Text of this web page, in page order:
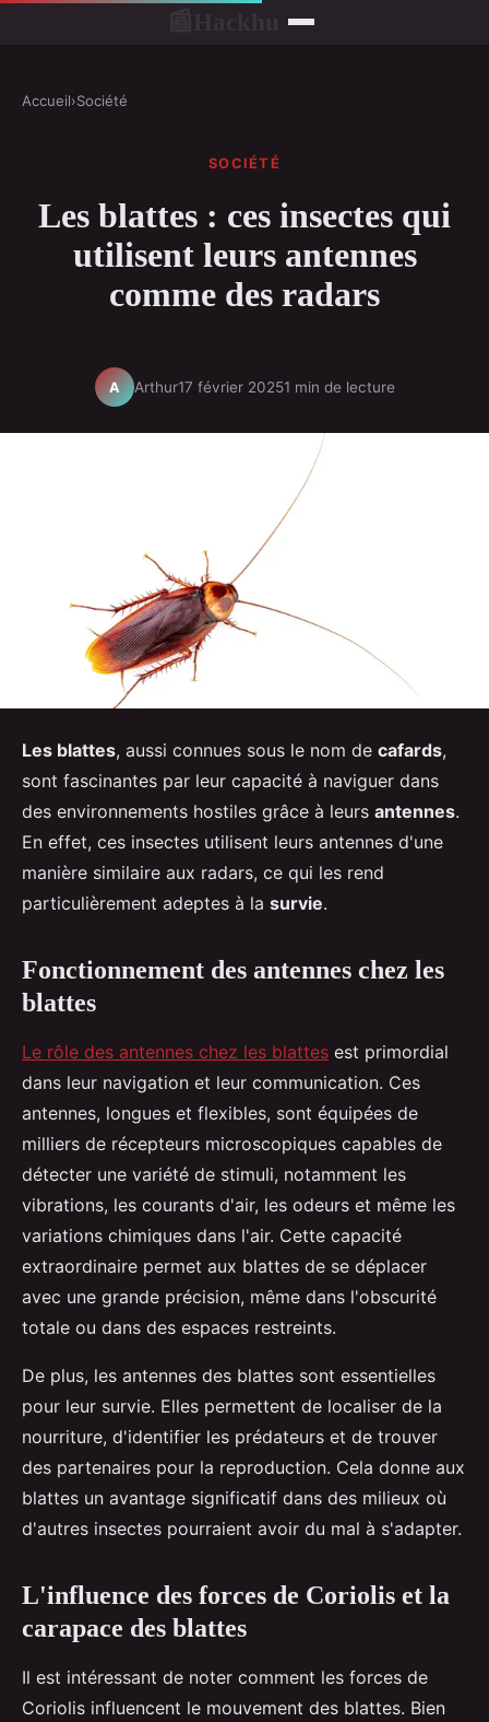
Accueil›Société
SOCIÉTÉ
Les blattes : ces insectes qui
utilisent leurs antennes
comme des radars
A Arthur17 février 20251 min de lecture
Les blattes, aussi connues sous le nom de cafards,
sont fascinantes par leur capacité à naviguer dans
des environnements hostiles grâce à leurs antennes.
En effet, ces insectes utilisent leurs antennes d'une
manière similaire aux radars, ce qui les rend
particulièrement adeptes à la survie.
Fonctionnement des antennes chez les
blattes
Le rôle des antennes chez les blattes est primordial
dans leur navigation et leur communication. Ces
antennes, longues et flexibles, sont équipées de
milliers de récepteurs microscopiques capables de
détecter une variété de stimuli, notamment les
vibrations, les courants d'air, les odeurs et même les
variations chimiques dans l'air. Cette capacité
extraordinaire permet aux blattes de se déplacer
avec une grande précision, même dans l'obscurité
totale ou dans des espaces restreints.
De plus, les antennes des blattes sont essentielles
pour leur survie. Elles permettent de localiser de la
nourriture, d'identifier les prédateurs et de trouver
des partenaires pour la reproduction. Cela donne aux
blattes un avantage significatif dans des milieux où
d'autres insectes pourraient avoir du mal à s'adapter.
L'influence des forces de Coriolis et la
carapace des blattes
Il est intéressant de noter comment les forces de
Coriolis influencent le mouvement des blattes. Bien